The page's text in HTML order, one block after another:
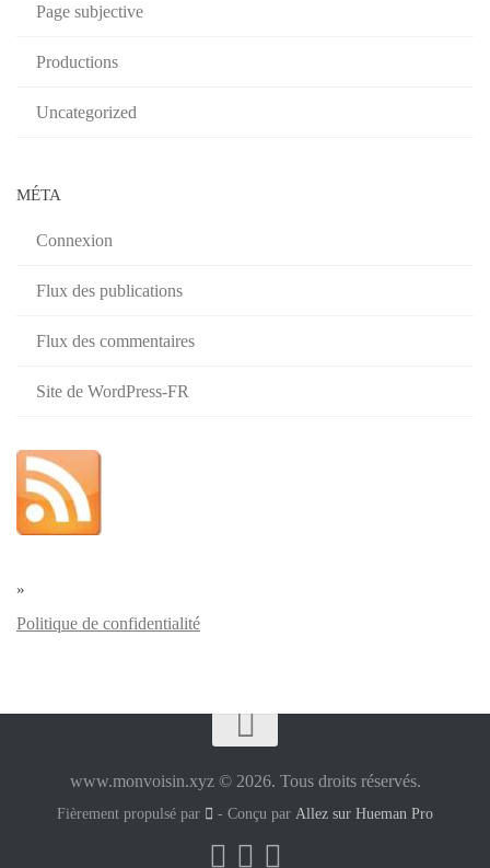
Page subjective
Productions
Uncategorized
MÉTA
Connexion
Flux des publications
Flux des commentaires
Site de WordPress-FR
»
Politique de confidentialité
www.monvoisin.xyz © 2026. Tous droits réservés.
Fièrement propulsé par - Conçu par Allez sur Hueman Pro